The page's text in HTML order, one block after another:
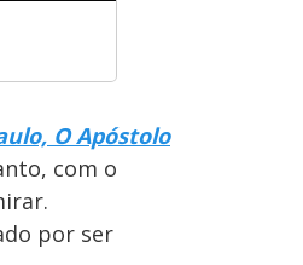
O Apóstolo
com o
por ser